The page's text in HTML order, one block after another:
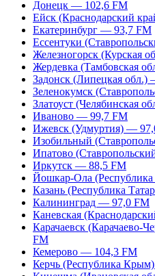
Донецк — 102,6 FM
Ейск (Краснодарский
Екатеринбург — 93,7 FM
Ессентуки
Железногорск (Курская
Жердевка (Тамбовская
Задонск (Липецкая обл.)
Зеленокумск
Златоуст (Челябинская
Иваново — 99,7 FM
Ижевск (Удмуртия) —
Изобильный
Ипатово
Иркутск — 88,5 FM
Йошкар-Ола
Казань (Республика
Калининград — 97,0 FM
Каневская
Карачаевск (Карачаево-
FM
Кемерово — 104,3 FM
Керчь (Республика